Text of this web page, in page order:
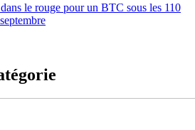
le rouge pour un BTC sous les 110